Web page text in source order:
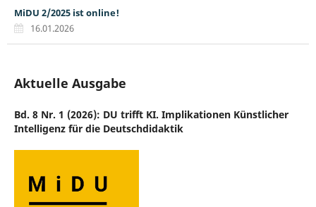
MiDU 2/2025 ist online!
16.01.2026
Aktuelle Ausgabe
Bd. 8 Nr. 1 (2026): DU trifft KI. Implikationen Künstlicher
Intelligenz für die Deutschdidaktik